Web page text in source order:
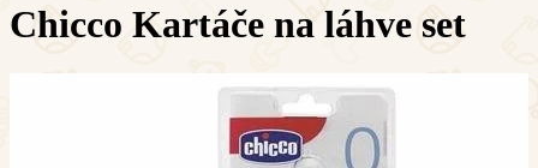
Chicco Kartáče na láhve set